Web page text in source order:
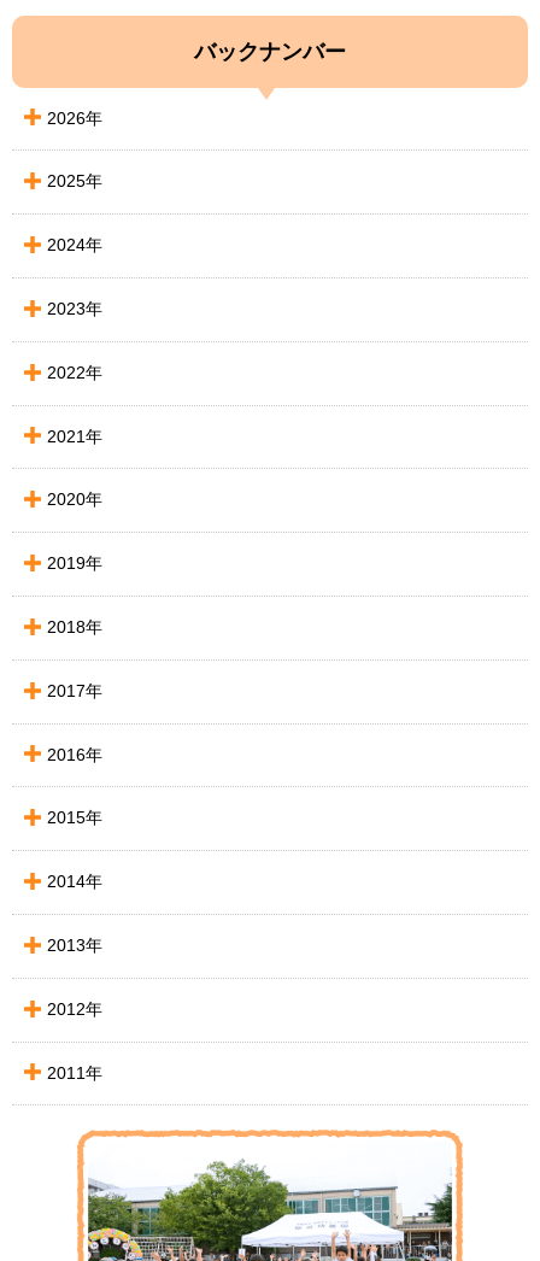
バックナンバー
2026年
2025年
2024年
2023年
2022年
2021年
2020年
2019年
2018年
2017年
2016年
2015年
2014年
2013年
2012年
2011年